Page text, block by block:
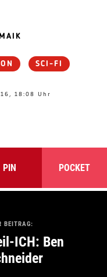
SCI-FI
18:08 Uhr
PIN POCKET
BEITRAG:
ICH: Ben